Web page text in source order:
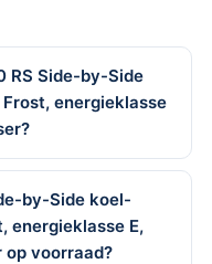
RS Side-by-Side
energieklasse
by-Side koel-
energieklasse E,
voorraad?